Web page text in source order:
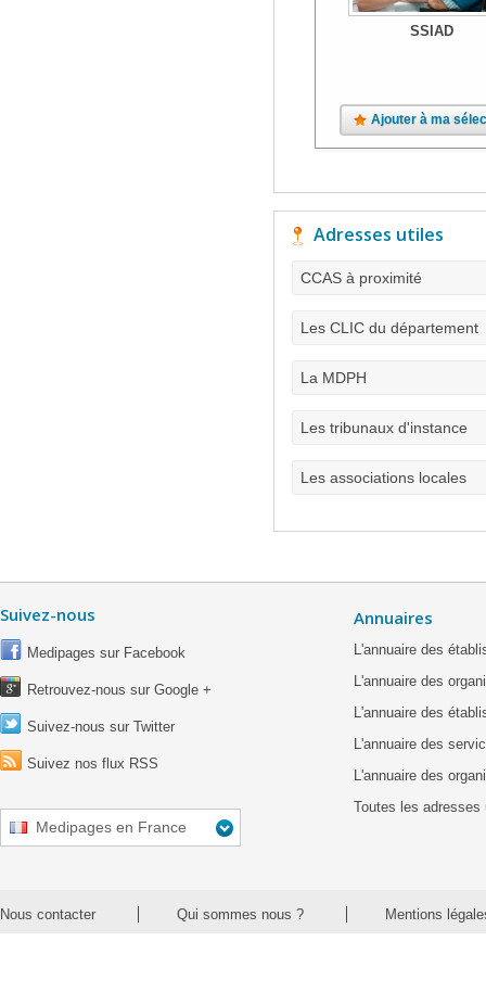
SSIAD
Ajouter à ma
Adresses utiles
CCAS à proximité
Les CLIC du département
La MDPH
Les tribunaux d'instance
Les associations locales
Suivez-nous
Medipages sur Facebook
Retrouvez-nous sur Google +
Suivez-nous sur Twitter
Suivez nos flux RSS
Medipages en France
Annuaires
L'annuaire des
L'annuaire des
L'annuaire des
L'annuaire des
L'annuaire des
Toutes les adresses
Nous contacter Qui sommes nous ? Mentions